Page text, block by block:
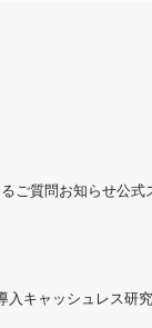
ご質問お知らせ公式
入 キャッシュレス研